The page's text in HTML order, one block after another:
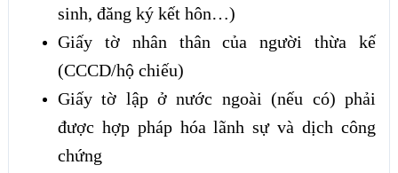
sinh, đăng ký kết hôn…)
Giấy tờ nhân thân của người thừa kế
(CCCD/hộ chiếu)
Giấy tờ lập ở nước ngoài (nếu có) phải
được hợp pháp hóa lãnh sự và dịch công
chứng